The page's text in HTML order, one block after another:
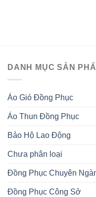
DANH MỤC SẢN
Áo Gió Đồng Phục
Áo Thun Đồng Phục
Bảo Hộ Lao Động
Chưa phân loại
Đồng Phục Chuyên
Đồng Phục Công Sở